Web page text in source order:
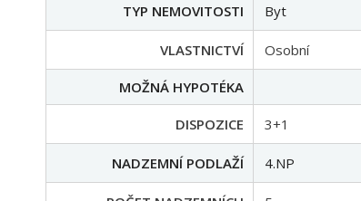
domě)
24.500 Kč kauce
TYP NEMOVITOSTI
VLASTNICTVÍ Osobní
MOŽNÁ HYPOTÉKA